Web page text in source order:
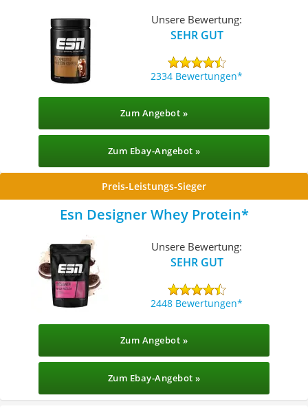
Unsere Bewertung:
SEHR GUT
2334 Bewertungen
Zum Angebot »
Zum Ebay-Angebot »
Preis-Leistungs-Sieger
Esn Designer Whey Protein
Unsere Bewertung:
SEHR GUT
2448 Bewertungen
Zum Angebot »
Zum Ebay-Angebot »